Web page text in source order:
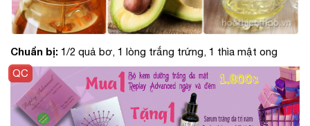
Chuẩn bị: 1/2 quả bơ, 1 lòng trắng trứng, 1 thìa mật ong